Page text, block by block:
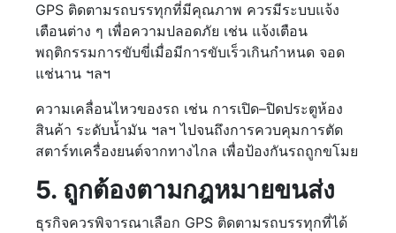
GPS ติดตามรถบรรทุกที่มีคุณภาพ ควรมีระบบแจ้ง
เตือนต่าง ๆ เพื่อความปลอดภัย เช่น แจ้งเตือน
พฤติกรรมการขับขี่เมื่อมีการขับเร็วเกินกำหนด จอด
แช่นาน ฯลฯ
ความเคลื่อนไหวของรถ เช่น การเปิด–ปิดประตูห้อง
สินค้า ระดับน้ำมัน ฯลฯ ไปจนถึงการควบคุมการตัด
สตาร์ทเครื่องยนต์จากทางไกล เพื่อป้องกันรถถูกขโมย
5. ถูกต้องตามกฎหมายขนส่ง
ธุรกิจควรพิจารณาเลือก GPS ติดตามรถบรรทุกที่ได้